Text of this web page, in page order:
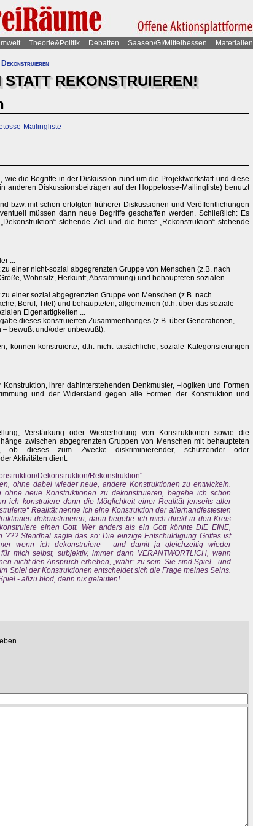
Theorie&Politik Debatten Saasen/GI/Mittelhessen Materialien
Dekonstruieren
REKONSTRUIEREN!
Mailingliste
die Begriffe in der Diskussion rund um die Projektwerkstatt und diese
anderen Diskussionsbeiträgen auf der Hoppetosse-Mailingliste) benutzt
bzw. mit schon erfolgten früherer Diskussionen und Veröffentlichungen
müssen dann neue Begriffe geschaffen werden. Schließlich: Es
stehende Ziel und die hinter „Rekonstruktion“ stehende
...
einer nicht-sozial abgegrenzten Gruppe von Menschen (z.B. nach
Wohnsitz, Herkunft, Abstammung) und behaupteten sozialen
einer sozial abgegrenzten Gruppe von Menschen (z.B. nach
Beruf, Titel) und behaupteten, allgemeinen (d.h. über das soziale
Eigenartigkeiten ...
dieses konstruierten Zusammenhanges (z.B. über Generationen,
bewußt und/oder unbewußt).
können konstruierte, d.h. nicht tatsächliche, soziale Kategorisierungen
ihrer dahinterstehenden Denkmuster, –logiken und Formen
und der Widerstand gegen alle Formen der Konstruktion und
Verstärkung oder Wiederholung von Konstruktionen sowie die
zwischen abgegrenzten Gruppen von Menschen mit behaupteten
ob dieses zum Zwecke diskriminierender, schützender oder
Aktivitäten dient.
Dekonstruktion/Rekonstruktion"
ohne dabei wieder neue, andere Konstruktionen zu entwickeln.
neue Konstruktionen zu dekonstruieren, begehe ich schon
ich konstruiere dann die Möglichkeit einer Realität jenseits aller
Realität nenne ich eine Konstruktion der allerhandfestesten
dekonstruieren, dann begebe ich mich direkt in den Kreis
einen Gott. Wer anders als ein Gott könnte DIE EINE,
??? Stendhal sagte das so: Die einzige Entschuldigung Gottes ist
wenn ich dekonstruiere - und damit ja gleichzeitig wieder
mich selbst, subjektiv, immer dann VERANTWORTLICH, wenn
nicht den Anspruch erheben, „wahr“ zu sein. Sie sind Spiel - und
Spiel der Konstruktionen entscheidet sich die Frage meines Seins.
- allzu blöd, denn nix gelaufen!